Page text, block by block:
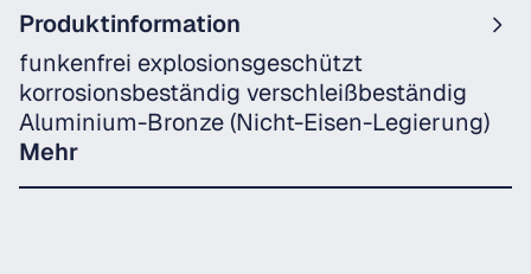
Produktinformation
funkenfrei explosionsgeschützt
korrosionsbeständig verschleißbeständig
Aluminium-Bronze (Nicht-Eisen-Legierung)
Mehr